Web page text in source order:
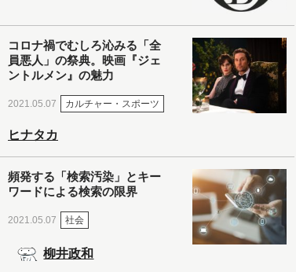
コロナ禍でむしろ沁みる「全
員悪人」の祭典。映画『ジェ
ントルメン』の魅力
2021.05.07 カルチャー・スポーツ
ヒナタカ
頻発する「検索汚染」とキー
ワードによる検索の限界
2021.05.07 社会
柳井政和